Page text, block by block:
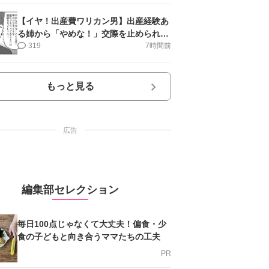
【イヤ！出産費ワリカン男】出産経験あ
る姉から「やめな！」交際を止められ＜
第12話＞#4コマ母道場
7時間前
319
もっと見る
広告
編集部セレクション
毎日100点じゃなくて大丈夫！偏食・少
食の子どもと向き合うママたちの工夫
PR